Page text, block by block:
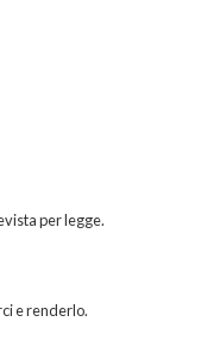
per legge.
e renderlo.